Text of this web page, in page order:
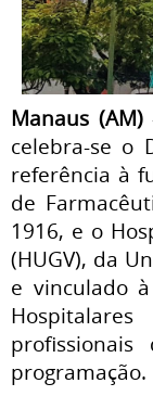
Manaus (AM)
celebra-se o
referência à
de
1916, e o
(HUGV), da
e vinculado
programação.